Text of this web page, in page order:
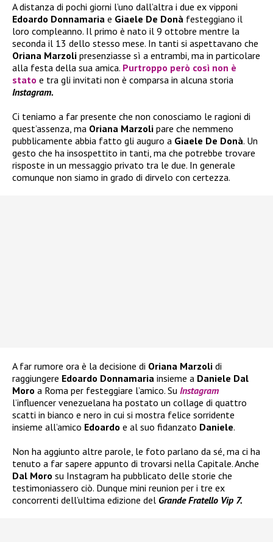
A distanza di pochi giorni l’uno dall’altra i due ex vipponi
Edoardo Donnamaria e Giaele De Donà festeggiano il
loro compleanno. Il primo è nato il 9 ottobre mentre la
seconda il 13 dello stesso mese. In tanti si aspettavano che
Oriana Marzoli presenziasse sì a entrambi, ma in particolare
alla festa della sua amica. Purtroppo però così non è
stato e tra gli invitati non è comparsa in alcuna storia
Instagram.
Ci teniamo a far presente che non conosciamo le ragioni di
quest’assenza, ma Oriana Marzoli pare che nemmeno
pubblicamente abbia fatto gli auguro a Giaele De Donà. Un
gesto che ha insospettito in tanti, ma che potrebbe trovare
risposte in un messaggio privato tra le due. In generale
comunque non siamo in grado di dirvelo con certezza.
A far rumore ora è la decisione di Oriana Marzoli di
raggiungere Edoardo Donnamaria insieme a Daniele Dal
Moro a Roma per festeggiare l’amico. Su Instagram
l’influencer venezuelana ha postato un collage di quattro
scatti in bianco e nero in cui si mostra felice sorridente
insieme all’amico Edoardo e al suo fidanzato Daniele.
Non ha aggiunto altre parole, le foto parlano da sé, ma ci ha
tenuto a far sapere appunto di trovarsi nella Capitale. Anche
Dal Moro su Instagram ha pubblicato delle storie che
testimoniassero ciò. Dunque mini reunion per i tre ex
concorrenti dell’ultima edizione del Grande Fratello Vip 7.